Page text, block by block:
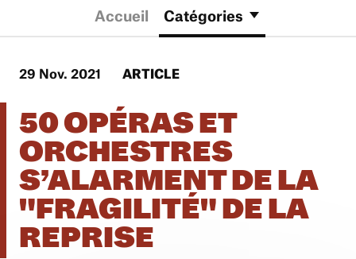
Accueil Catégories
29 Nov. 2021 ARTICLE
50 OPÉRAS ET
ORCHESTRES
S’ALARMENT DE LA
"FRAGILITÉ" DE LA
REPRISE